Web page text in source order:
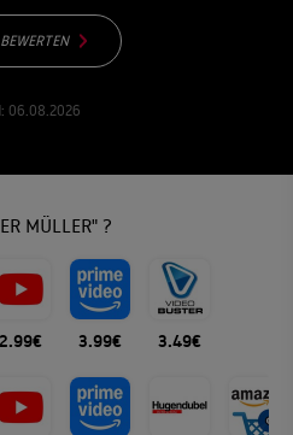
06.08.2026
MÜLLER" ?
2.99€ 3.99€ 3.49€